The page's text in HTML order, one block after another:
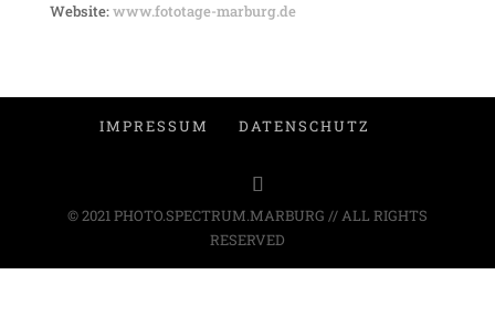
Website:www.fototage-marburg.de
IMPRESSUM DATENSCHUTZ
© 2021 PHOTO.SPECTRUM.MARBURG // ALL RIGHTS
RESERVED